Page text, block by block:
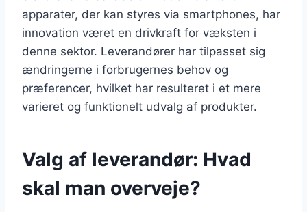
apparater, der kan styres via smartphones, har
innovation været en drivkraft for væksten i
denne sektor. Leverandører har tilpasset sig
ændringerne i forbrugernes behov og
præferencer, hvilket har resulteret i et mere
varieret og funktionelt udvalg af produkter.
Valg af leverandør: Hvad
skal man overveje?